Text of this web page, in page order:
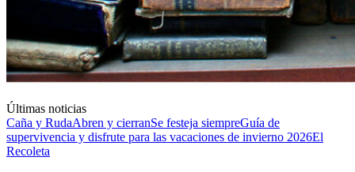
Últimas noticias
Caña y RudaAbren y cierranSe festeja siempreGuía de
supervivencia y disfrute para las vacaciones de invierno 2026El
Recoleta